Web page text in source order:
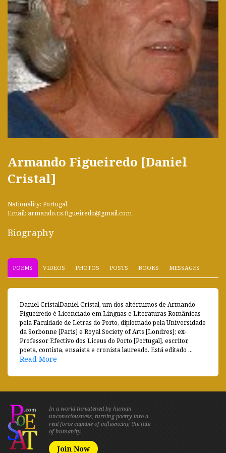
Armando Figueiredo [Daniel
Cristal]
Nationality: Portugal
Email: armando.r.s.figueiredo@gmail.com
Biography
POEMS VIDEOS PHOTOS POSTS BOOKS MESSAGES
Daniel CristalDaniel Cristal, um dos altérnimos de Armando
Figueiredo é Licenciado em Línguas e Literaturas Românicas
pela Faculdade de Letras do Porto, diplomado pela Universidade
da Sorbonne [Paris] e Royal Society of Arts [Londres]; ex-
Professor Efectivo dos Liceus do Porto [Portugal], escritor,
poeta, contista, ensaísta e cronista laureado. Está editado ...
Read More
In a world threatened by human
unconsciousness, turning poetry into a
real force capable of influencing the fate
of humanity.
Join Now